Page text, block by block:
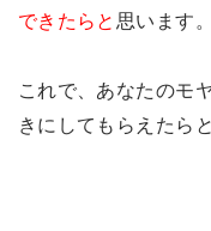
できたらと 思います。
これで、あなたのモ
きにしてもらえたら